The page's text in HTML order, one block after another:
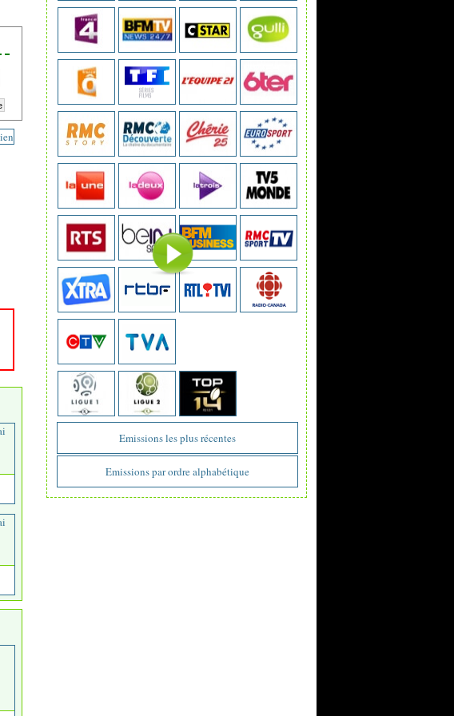
Emissions les plus récentes
Emissions par ordre alphabétique